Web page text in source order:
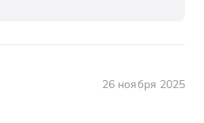
26 ноября 2025